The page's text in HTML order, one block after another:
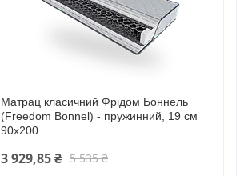
Матрац класичний Фрідом Боннель
(Freedom Bonnel) - пружинний, 19 см
90х200
3 929,85 ₴ 5 535 ₴